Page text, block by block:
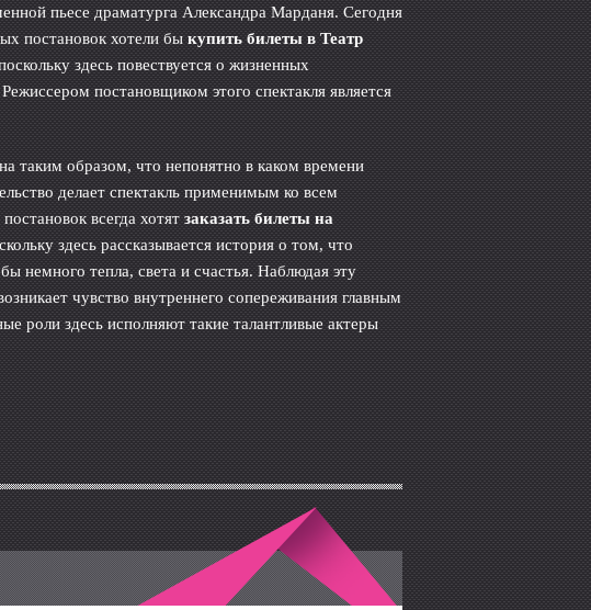
пьесе драматурга Александра Марданя. Сегодня
постановок хотели быкупить билеты в Театр
здесь повествуется о жизненных
постановщиком этого спектакля является
таким образом, что непонятно в каком времени
делает спектакль применимым ко всем
всегда хотятзаказать билеты на
здесь рассказывается история о том, что
немного тепла, света и счастья. Наблюдая эту
чувство внутреннего сопереживания главным
роли здесь исполняют такие талантливые актеры
Театр Маяковского на спектакль «Лист
в компании «Vipticket». Обратившись в эту
получить самые удобные для себя места в
на спектакль «Лист ожидания»у нашего
на самые лучшие условия их приобретения,
руководствуются индивидуальным подходом к